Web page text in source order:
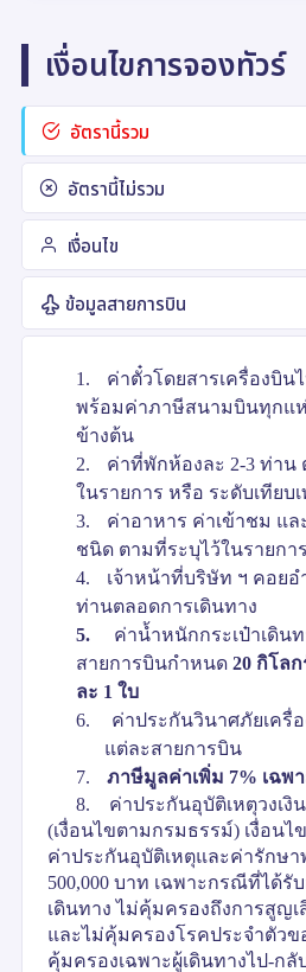
เงื่อนไขการจองทัวร์
อัตรานี้รวม
อัตรานี้ไม่รวม
เงื่อนไข
ข้อมูลสายการบิน
1.
ค่าตั๋วโดยสารเครื่องบิ
พร้อมค่าภาษีสนามบินทุกแห่
ข้างต้น
2.
ค่าที่พักห้องละ 2-3 ท่าน
ในรายการ หรือ ระดับเทียบเ
3.
ค่าอาหาร ค่าเข้าชม แ
ชนิด ตามที่ระบุไว้ในรายกา
4.
เจ้าหน้าที่บริษัท ฯ คอย
ท่านตลอดการเดินทาง
5.
ค่าน้ำหนักกระเป๋าเดิน
สายการบินกำหนด 20 กิโล
ละ 1 ใบ
6.
ค่าประกันวินาศภัยเครื่
แต่ละสายการบิน
7.
ภาษีมูลค่าเพิ่ม 7% เฉพ
8. ค่าประกันอุบัติเหตุวงเงิน
(เงื่อนไขตามกรมธรรม์) เงื่อนไ
ค่าประกันอุบัติเหตุและค่ารักษ
500,000 บาท เฉพาะกรณีที่ได้รั
เดินทาง ไม่คุ้มครองถึงการสูญ
และไม่คุ้มครองโรคประจำตัวข
คุ้มครองเฉพาะผู้เดินทางไป-ก